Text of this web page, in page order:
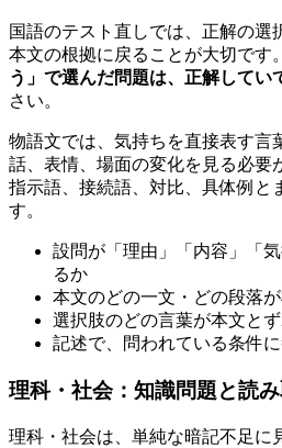
国語のテスト直しでは、正解の選
本文の根拠に戻ることが大切です。
う」で選んだ問題は、正解してい
さい。
物語文では、気持ちを直接表す言
話、表情、場面の変化を見る必要
指示語、接続語、対比、具体例と
す。
設問が「理由」「内容」「
るか
本文のどの一文・どの段落
選択肢のどの言葉が本文と
記述で、問われている条件
理科・社会：知識問題と読
理科・社会は、単純な暗記不足に